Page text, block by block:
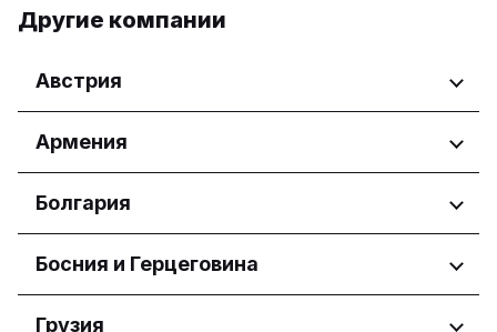
Другие компании
Австрия
Регионы
Армения
Регионы
Болгария
Регионы
Босния и Герцеговина
Регионы
Грузия